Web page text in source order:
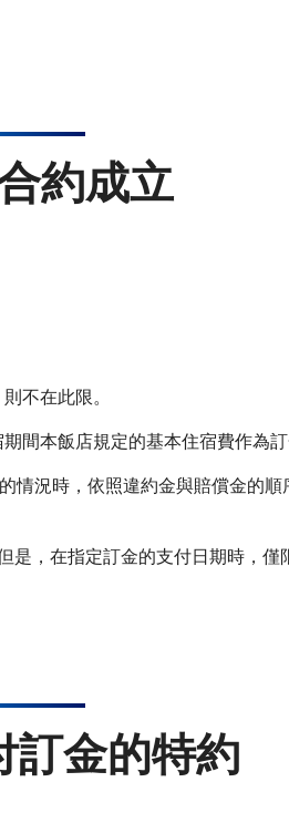
約成立
不在此限。
間本飯店規定的基本住宿費作為
況時，依照違約金與賠償金的
，在指定訂金的支付日期時，
訂金的特約